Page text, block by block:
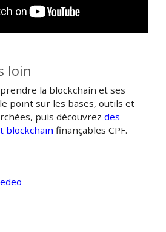
loin
la blockchain et ses
point sur les bases, outils et
puis découvrez des
blockchain finançables CPF.